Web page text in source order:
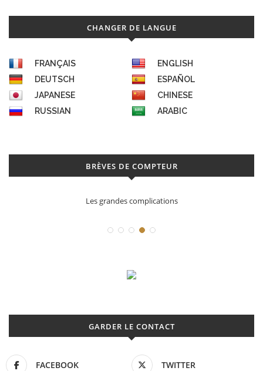
CHANGER DE LANGUE
FRANÇAIS
ENGLISH
DEUTSCH
ESPAÑOL
JAPANESE
CHINESE
RUSSIAN
ARABIC
BRÈVES DE COMPTEUR
Les grandes complications
GARDER LE CONTACT
FACEBOOK TWITTER